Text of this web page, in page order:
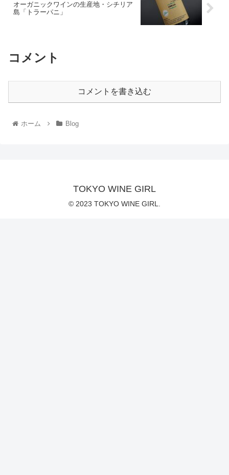
オーガニックワインの生産地・シチリア
島「トラーパニ」
コメント
コメントを書き込む
ホーム Blog
TOKYO WINE GIRL
© 2023 TOKYO WINE GIRL.